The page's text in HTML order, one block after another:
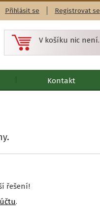
Kontakt
Přihlásit se Registrovat se
V košíku nic není.
řešení!
.